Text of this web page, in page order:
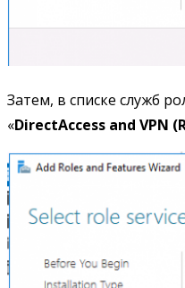
Затем, в списке служб
«DirectAccess and VPN